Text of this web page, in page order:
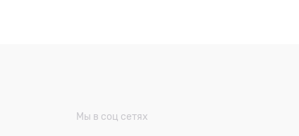
Мы в соц сетях